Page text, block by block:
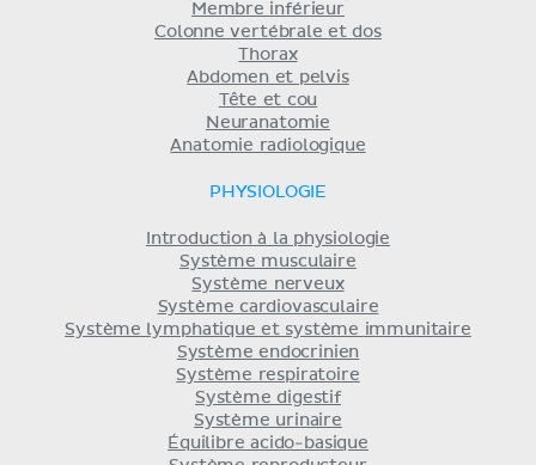
Membre inférieur
Colonne vertébrale et dos
Thorax
Abdomen et pelvis
Tête et cou
Neuranatomie
Anatomie radiologique
PHYSIOLOGIE
Introduction à la physiologie
Système musculaire
Système nerveux
Système cardiovasculaire
Système lymphatique et système immunitaire
Système endocrinien
Système respiratoire
Système digestif
Système urinaire
Équilibre acido-basique